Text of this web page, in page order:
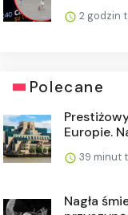
2 godzin
Polecane
Europie.
39 minut
Nagła